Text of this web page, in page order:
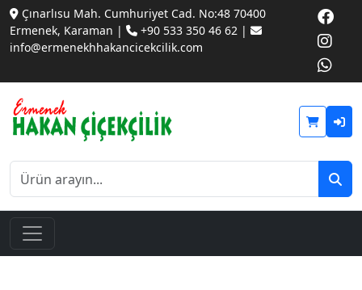
Çınarlısu Mah. Cumhuriyet Cad. No:48 70400
Ermenek, Karaman |
+90 533 350 46 62 |
info@ermenekhhakancicekcilik.com